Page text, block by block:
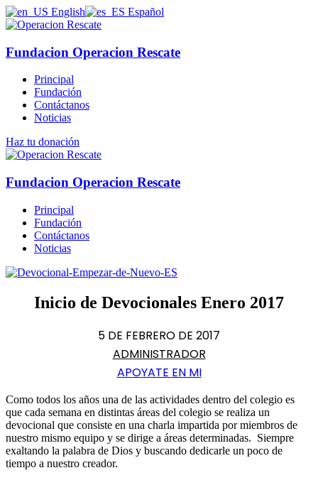
English Español
Fundacion Operacion Rescate
Principal
Fundación
Contáctanos
Noticias
Haz tu donación
Fundacion Operacion Rescate
Principal
Fundación
Contáctanos
Noticias
Inicio de Devocionales Enero 2017
5 DE FEBRERO DE 2017
ADMINISTRADOR
APOYATE EN MI
Como todos los años una de las actividades dentro del colegio es
que cada semana en distintas áreas del colegio se realiza un
devocional que consiste en una charla impartida por miembros de
nuestro mismo equipo y se dirige a áreas determinadas. Siempre
exaltando la palabra de Dios y buscando dedicarle un poco de
tiempo a nuestro creador.